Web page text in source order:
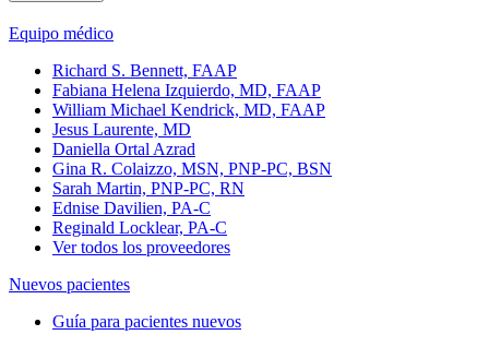
Equipo médico
Richard S. Bennett, FAAP
Fabiana Helena Izquierdo, MD, FAAP
William Michael Kendrick, MD, FAAP
Jesus Laurente, MD
Daniella Ortal Azrad
Gina R. Colaizzo, MSN, PNP-PC, BSN
Sarah Martin, PNP-PC, RN
Ednise Davilien, PA-C
Reginald Locklear, PA-C
Ver todos los proveedores
Nuevos pacientes
Guía para pacientes nuevos